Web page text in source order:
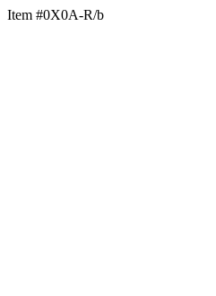
Item #0X0A-R/b